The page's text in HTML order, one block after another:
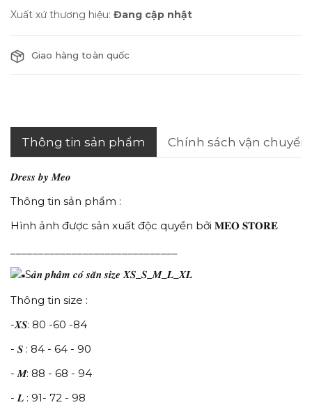
Xuất xứ thương hiệu: Đang cập nhật
Giao hàng toàn quốc
Thông tin sản phẩm Chính sách vận chuyển
𝑫𝒓𝒆𝒔𝒔 𝒃𝒚 𝑴𝒆𝒐
Thông tin sản phẩm :
Hình ảnh được sản xuất độc quyền bởi 𝐌𝐄𝐎 𝐒𝐓𝐎𝐑𝐄
S𝒂̉𝒏 𝒑𝒉𝒂̂̉𝒎 𝒄𝒐́ 𝒔𝒂̆̃𝒏 𝒔𝒊𝒛𝒆 𝑿𝑺_𝑺_𝑴_𝑳_𝑿𝑳
Thông tin size :
-𝑿𝑺: 80 -60 -84
- 𝑺 : 84 - 64 - 90
- 𝑴: 88 - 68 - 94
- 𝑳 : 91- 72 - 98